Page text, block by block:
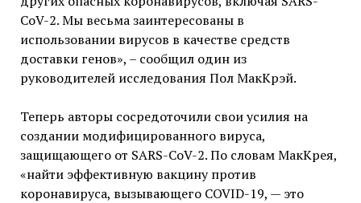
CoV-2. Мы весьма заинтересованы в
использовании вирусов в качестве средств
доставки генов», – сообщил один из
руководителей исследования Пол МакКрэй.
Теперь авторы сосредоточили свои усилия на
создании модифицированного вируса,
защищающего от SARS-CoV-2. По словам МакКрея,
«найти эффективную вакцину против
коронавируса, вызывающего COVID-19, — это